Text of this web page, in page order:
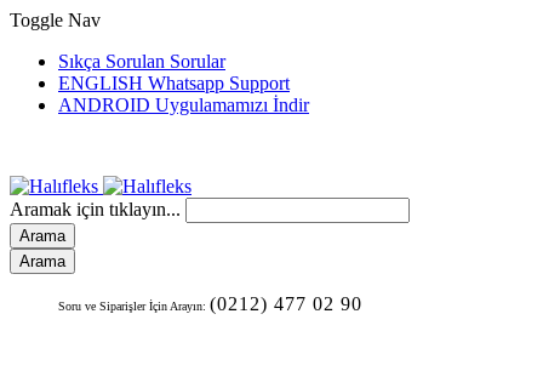
Toggle Nav
Sıkça Sorulan Sorular
ENGLISH Whatsapp Support
ANDROID Uygulamamızı İndir
Aramak için tıklayın...
Arama
Arama
Soru ve Siparişler İçin Arayın: (0212) 477 02 90